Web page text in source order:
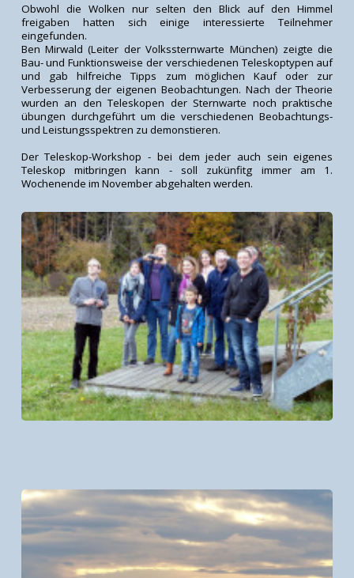
Obwohl die Wolken nur selten den Blick auf den Himmel
freigaben hatten sich einige interessierte Teilnehmer
eingefunden.
Ben Mirwald (Leiter der Volkssternwarte München) zeigte die
Bau- und Funktionsweise der verschiedenen Teleskoptypen auf
und gab hilfreiche Tipps zum möglichen Kauf oder zur
Verbesserung der eigenen Beobachtungen. Nach der Theorie
wurden an den Teleskopen der Sternwarte noch praktische
übungen durchgeführt um die verschiedenen Beobachtungs-
und Leistungsspektren zu demonstieren.
Der Teleskop-Workshop - bei dem jeder auch sein eigenes
Teleskop mitbringen kann - soll zukünfitg immer am 1.
Wochenende im November abgehalten werden.